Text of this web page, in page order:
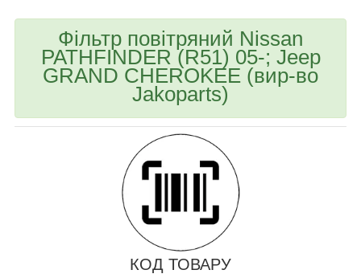
Фільтр повітряний Nissan
PATHFINDER (R51) 05-; Jeep
GRAND CHEROKEE (вир-во
Jakoparts)
КОД ТОВАРУ